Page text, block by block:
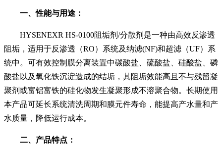
一、性能与用途：
HYSENEXR HS-0100阻垢剂/分散剂是一种由高效反渗透
阻垢，适用于反渗透（RO）系统及纳滤(NF)和超滤（UF）系
统中。可有效控制膜分离装置中碳酸盐、硫酸盐、硅酸盐、磷
酸盐以及氧化铁沉淀造成的结垢，其阻垢效能高且不与残留凝
聚剂或富铝富铁的硅化物发生凝聚形成不溶聚合物。长期使用
本产品可延长系统清洗周期和膜元件寿命， 能提高产水量和产
水质量， 降低运行成本。
二、产品特点：